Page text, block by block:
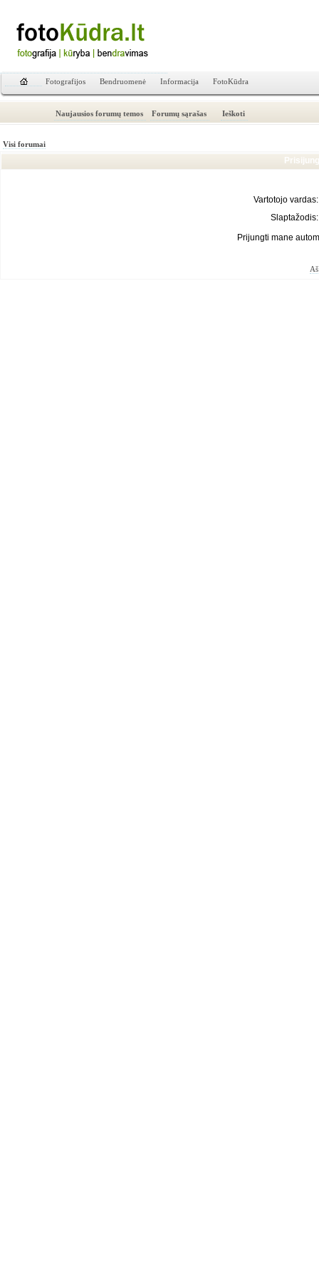
Fotografijos Bendruomenė Informacija FotoKūdra
Naujausios forumų temos Forumų sąrašas Ieškoti
Visi forumai
Vartotojo vardas:
Slaptažodis:
Prijungti mane